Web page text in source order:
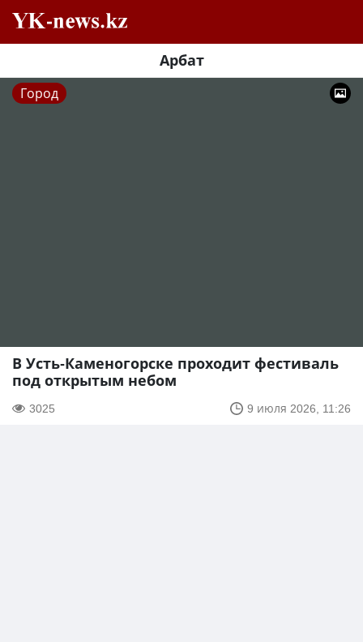
Арбат
Город
В Усть-Каменогорске проходит фестиваль
под открытым небом
3025 9 июля 2026, 11:26